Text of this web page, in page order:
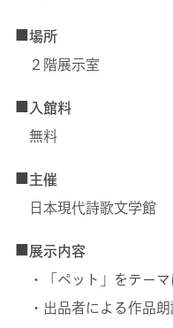
■場所
２階展示室
■ 入館料
無料
■主催
日本現代詩歌文学館
■展示内容
・「ペット」をテー
・出品者による作品